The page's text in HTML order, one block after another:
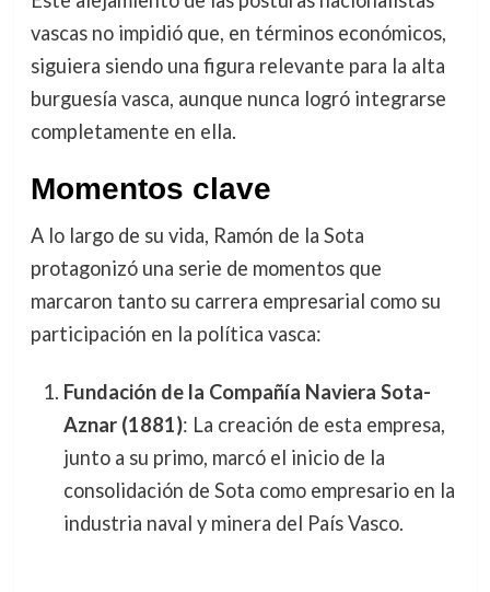
vascas no impidió que, en términos económicos,
siguiera siendo una figura relevante para la alta
burguesía vasca, aunque nunca logró integrarse
completamente en ella.
Momentos clave
A lo largo de su vida, Ramón de la Sota
protagonizó una serie de momentos que
marcaron tanto su carrera empresarial como su
participación en la política vasca:
Fundación de la Compañía Naviera Sota-
Aznar (1881): La creación de esta empresa,
junto a su primo, marcó el inicio de la
consolidación de Sota como empresario en la
industria naval y minera del País Vasco.